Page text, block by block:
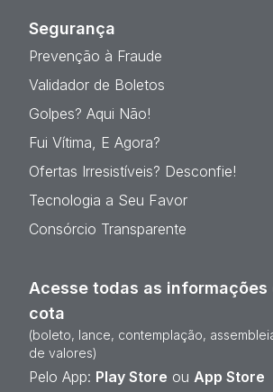
Segurança
Prevenção à Fraude
Validador de Boletos
Golpes? Aqui Não!
Fui Vítima, E Agora?
Ofertas Irresistíveis? Desconfie!
Tecnologia a Seu Favor
Consórcio Transparente
Acesse todas as informações
cota
(boleto, lance, contemplação,
de valores)
Pelo App: Play Store ou App Store